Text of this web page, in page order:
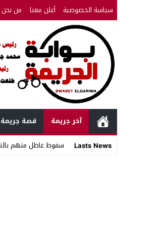
سياسة الخصوصية أعلن معنا من نحن
آخر جريمة قصة جريمة
Lasts News
سقوط عاطل متهم